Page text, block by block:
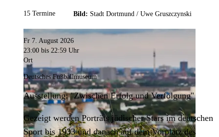
Bild: Stadt Dortmund / Uwe Gruszczynski
15 Termine
Fr 7. August 2026
23:00 bis 22:59 Uhr
Ort
Deutsches Fußballmuseum
Ausstellung: "Zwischen Erfolg und Verfolgung"
Gezeigt werden Porträts jüdischer Stars im deutschen
Sport bis 1933 und danach auf dem Vorplatz des